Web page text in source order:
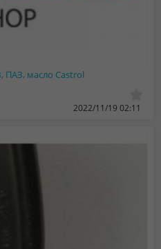
ПАЗ, масло Castrol
2022/11/19 02:11